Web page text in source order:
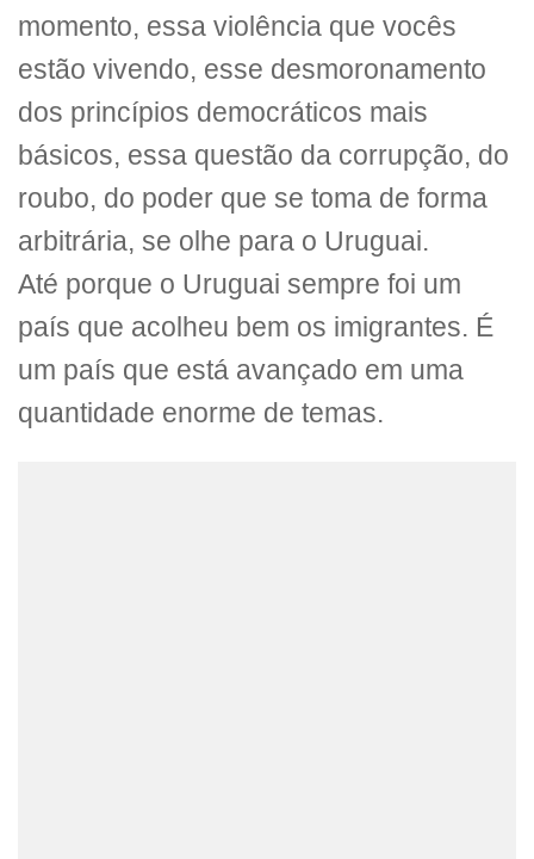
momento, essa violência que vocês
estão vivendo, esse desmoronamento
dos princípios democráticos mais
básicos, essa questão da corrupção, do
roubo, do poder que se toma de forma
arbitrária, se olhe para o Uruguai.
Até porque o Uruguai sempre foi um
país que acolheu bem os imigrantes. É
um país que está avançado em uma
quantidade enorme de temas.